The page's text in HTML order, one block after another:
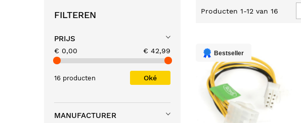
Producten 1-12 van 16
Bestseller
FILTEREN
PRIJS
€ 0,00 € 42,99
16 producten Oké
MANUFACTURER